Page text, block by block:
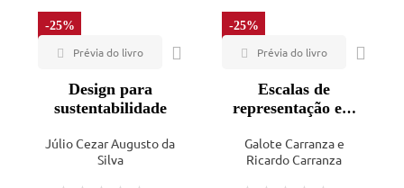
-25%
Design para
sustentabilidade
Júlio Cezar Augusto da
Silva
-25%
Escalas de
representação em
Galote Carranza e
Ricardo Carranza